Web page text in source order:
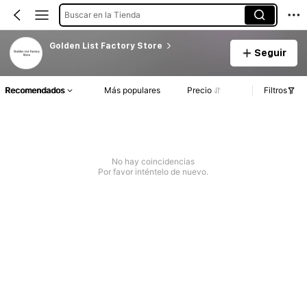
Buscar en la Tienda
Golden List Factory Store
Seguir
Recomendados Más populares Precio Filtros
No hay coincidencias
Por favor inténtelo de nuevo.